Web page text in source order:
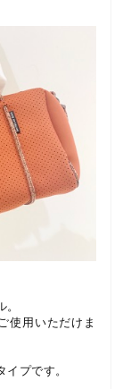
使用いただけま
プです。